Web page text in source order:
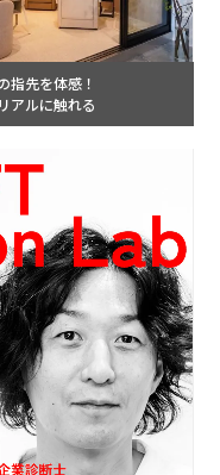
指先を体感！
アルに触れる